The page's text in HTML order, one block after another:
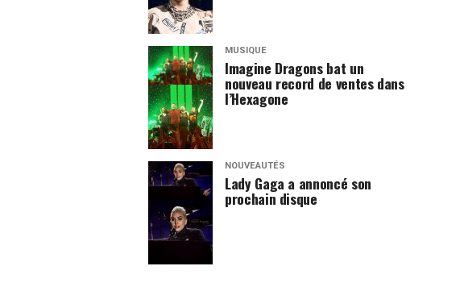
MUSIQUE
Imagine Dragons bat un
nouveau record de ventes dans
l’Hexagone
NOUVEAUTÉS
Lady Gaga a annoncé son
prochain disque